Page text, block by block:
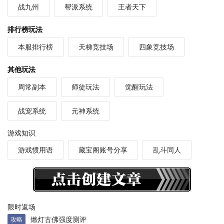
战九州 帮派系统 王者天下
排行榜玩法
本服排行榜 天梯竞技场 四象竞技场
其他玩法
周常副本 师徒玩法 觉醒玩法
战宠系统 元神系统
游戏知识
游戏惯用语 藏宝阁账号分享 乱斗同人
限时返场
攻略 燃灯古佛强度测评